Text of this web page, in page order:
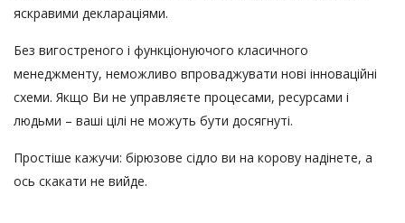
яскравими деклараціями.
Без вигостреного і функціонуючого класичного
менеджменту, неможливо впроваджувати нові інноваційні
схеми. Якщо Ви не управляєте процесами, ресурсами і
людьми – ваші цілі не можуть бути досягнуті.
Простіше кажучи: бірюзове сідло ви на корову надінете, а
ось скакати не вийде.